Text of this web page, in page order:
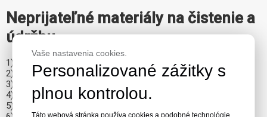
Neprijateľné materiály na čistenie a
údržbu
1) Papierové utierky alebo iné papierové výrobky
2) Obchodné utierky alebo tkaniny zo syntetických vlákien
3) Komerčné čističe okien
4) Akékoľvek čistiace prostriedky
5) Kvapaliny do zapaľovačov
Vaše nastavenia cookies.
Personalizované zážitky s
plnou kontrolou.
Táto webová stránka používa cookies a podobné technológie